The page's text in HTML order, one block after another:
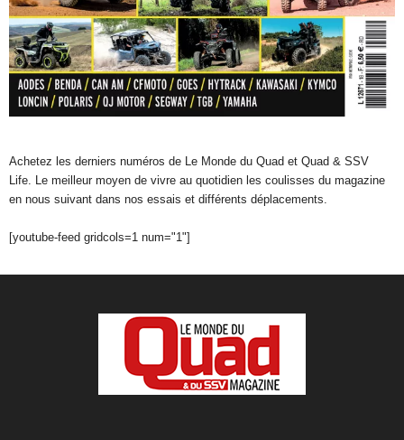
Achetez les derniers numéros de Le Monde du Quad et Quad & SSV
Life. Le meilleur moyen de vivre au quotidien les coulisses du magazine
en nous suivant dans nos essais et différents déplacements.
[youtube-feed gridcols=1 num="1"]